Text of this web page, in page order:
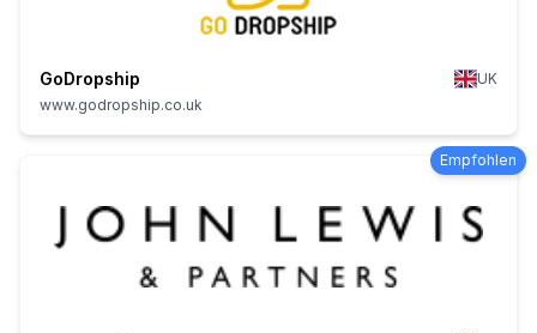
GoDropship
UK
www.godropship.co.uk
Empfohlen